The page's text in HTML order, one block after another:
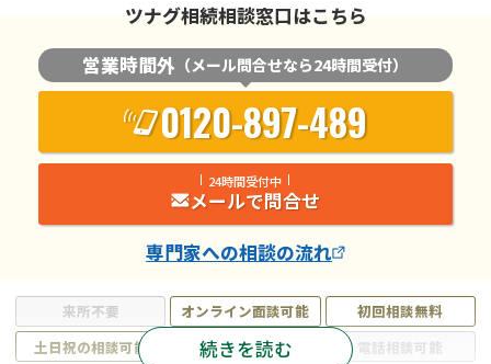
来所不要 オンライン面談可能
初回相談無料
土日祝の相談可能
19時以降電話可能
電話相談可能
続きを読む
ツナグ相続相談窓口はこちら
営業時間外 （メール問合せなら24時間受付）
0120-897-489
24時間受付中
メールで問合せ
専門家への相談の流れ